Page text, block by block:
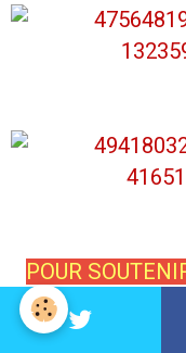
POUR
Paris Liberte-